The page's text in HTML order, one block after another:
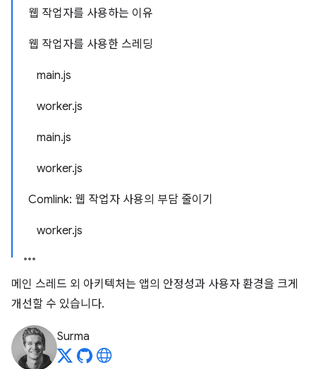
웹 작업자를 사용하는 이유
웹 작업자를 사용한 스레딩
main.js
worker.js
main.js
worker.js
Comlink: 웹 작업자 사용의 부담 줄이기
worker.js
메인 스레드 외 아키텍처는 앱의 안정성과 사용자 환경을 크게
개선할 수 있습니다.
Surma